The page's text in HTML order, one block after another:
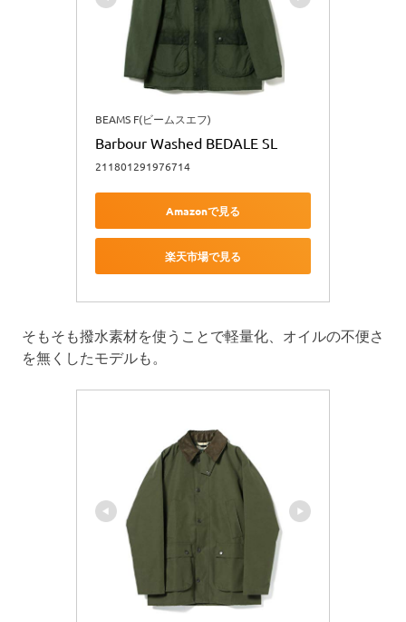
BEAMS F(ビームスエフ)
Barbour Washed BEDALE SL
211801291976714
Amazonで見る
楽天市場で見る
そもそも撥水素材を使うことで軽量化、オイルの不便さ
を無くしたモデルも。